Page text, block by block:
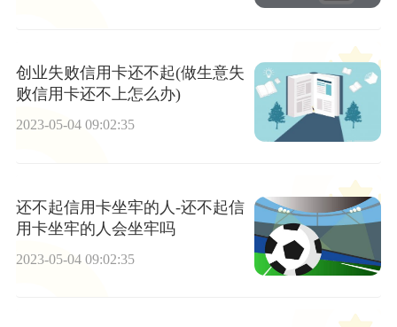
创业失败信用卡还不起(做生意失
败信用卡还不上怎么办)
2023-05-04 09:02:35
还不起信用卡坐牢的人-还不起信
用卡坐牢的人会坐牢吗
2023-05-04 09:02:35